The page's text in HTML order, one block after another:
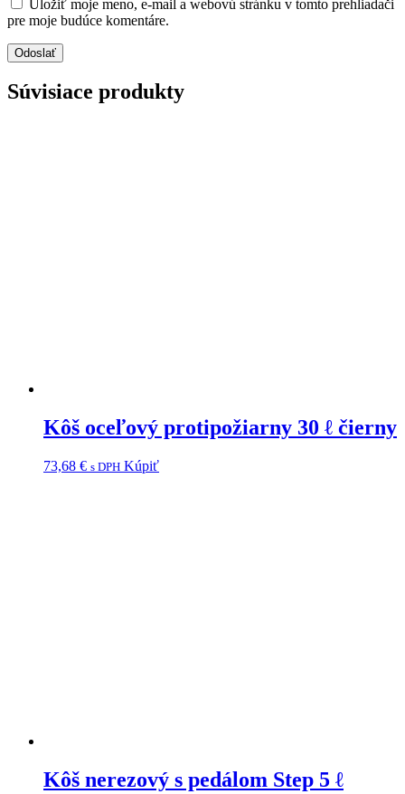
Uložiť moje meno, e-mail a webovú stránku v tomto prehliadači
pre moje budúce komentáre.
Súvisiace produkty
Kôš oceľový protipožiarny 30 ℓ čierny
73,68 € s DPH Kúpiť
Kôš nerezový s pedálom Step 5 ℓ